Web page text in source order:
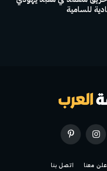
للسامية
الانستغرامبينتيريست
معنا اتصل بنا